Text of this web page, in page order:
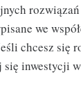
rozwiązań
we
chcesz się
inwestycji